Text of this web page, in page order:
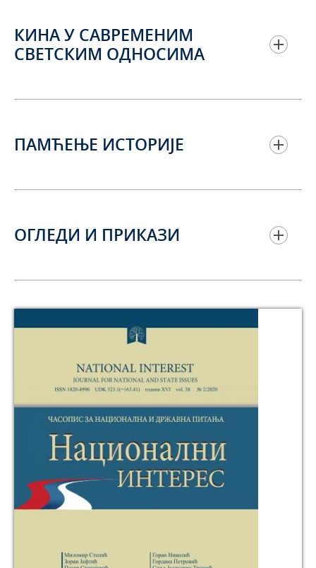
КИНА У САВРЕМЕНИМ
СВЕТСКИМ ОДНОСИМА
ПАМЋЕЊЕ ИСТОРИЈЕ
ОГЛЕДИ И ПРИКАЗИ